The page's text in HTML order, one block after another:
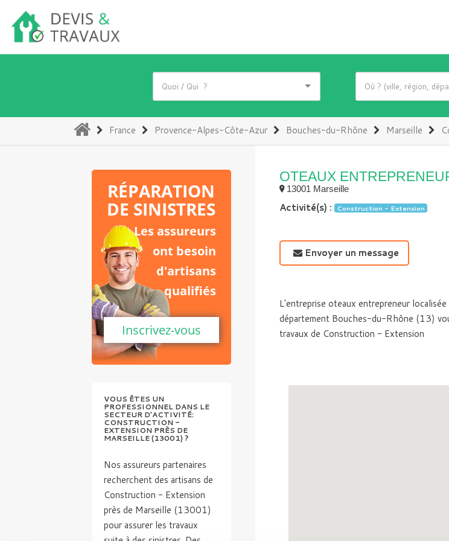
(current)
France Provence-Alpes-Côte-Azur Bouches-du-Rhône Marseille
OTEAUX
13001 Marseille
Activité(s) : Construction - Extension
Envoyer un message
L'entreprise oteaux entrepreneur
département Bouches-du-Rhône (13)
travaux de Construction - Extension
RÉPARATION
DE SINISTRES
Les assureurs
ont besoin
d'artisans
qualifiés
Inscrivez-vous
VOUS ÊTES UN
PROFESSIONNEL DANS LE
SECTEUR D'ACTIVITÉ:
CONSTRUCTION -
EXTENSION PRÈS DE
MARSEILLE (13001) ?
Nos assureurs partenaires
recherchent des artisans de
Construction - Extension
près de Marseille (13001)
pour assurer les travaux